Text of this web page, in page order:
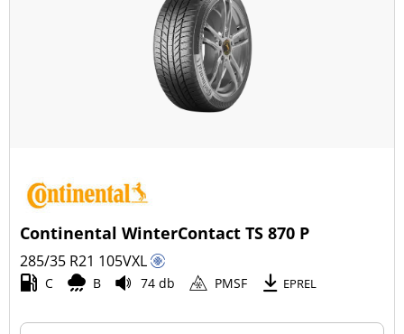
Continental WinterContact TS 870 P
285/35 R21 105VXL
C B 74 db PMSF EPREL